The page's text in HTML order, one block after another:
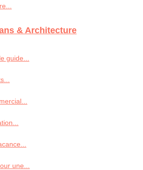
& Architecture
guide...
une...